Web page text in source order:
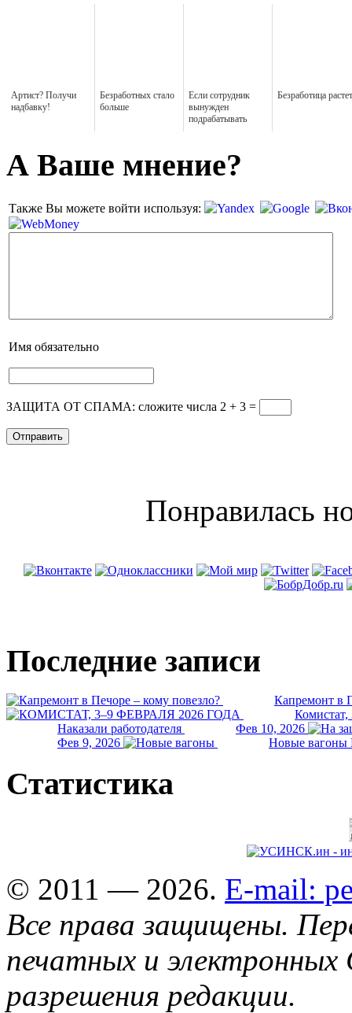
Артист? Получи
надбавку!
Безработных стало
больше
Если сотрудник
вынужден
подрабатывать
Безработица растет
А Ваше мнение?
Также Вы можете войти используя:
Имя обязательно
ЗАЩИТА ОТ СПАМА: сложите числа 2 + 3 =
Понравилась
Последние записи
Капремонт в
Комистат,
Наказали работодателя
Фев 10, 2026
Фев 9, 2026
Новые вагоны
Статистика
© 2011 — 2026. E-mail:
Все права защищены.
печатных и
разрешения редакции.